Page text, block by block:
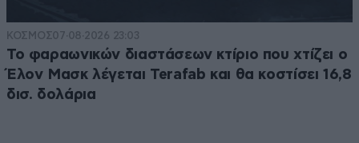
ΚΟΣΜΟΣ07·08·2026 23:03
Το φαραωνικών διαστάσεων κτίριο που χτίζει ο
Έλον Μασκ λέγεται Terafab και θα κοστίσει 16,8
δισ. δολάρια